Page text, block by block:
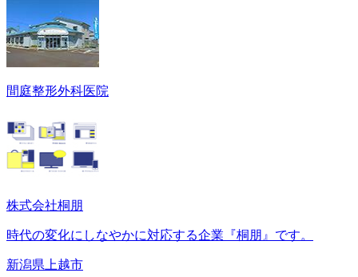
間庭整形外科医院
株式会社桐朋
時代の変化にしなやかに対応する企業『桐朋』です。
新潟県上越市